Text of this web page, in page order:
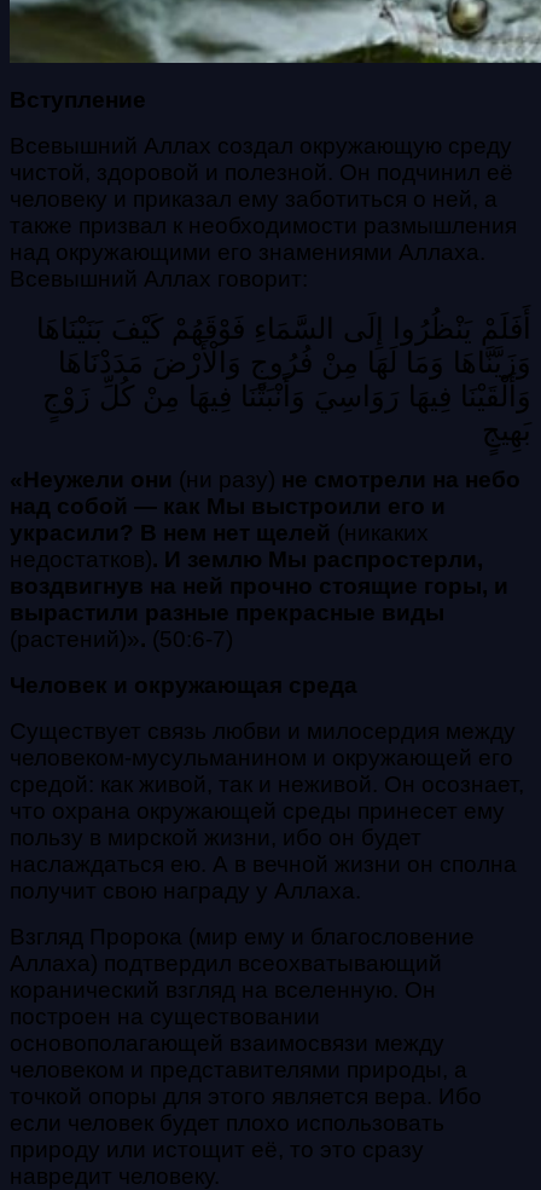
Вступление
Всевышний Аллах создал окружающую среду
чистой, здоровой и полезной. Он подчинил её
человеку и приказал ему заботиться о ней, а
также призвал к необходимости размышления
над окружающими его знамениями Аллаха.
Всевышний Аллах говорит:
أَفَلَمْ يَنْظُرُوا إِلَى السَّمَاءِ فَوْقَهُمْ كَيْفَ بَنَيْنَاهَا
وَزَيَّنَّاهَا وَمَا لَهَا مِنْ فُرُوجٍ وَالْأَرْضَ مَدَدْنَاهَا
وَأَلْقَيْنَا فِيهَا رَوَاسِيَ وَأَنْبَتْنَا فِيهَا مِنْ كُلِّ زَوْجٍ
بَهِيجٍ
«Неужели они (ни разу) не смотрели на небо
над собой — как Мы выстроили его и
украсили? В нем нет щелей (никаких
недостатков). И землю Мы распростерли,
воздвигнув на ней прочно стоящие горы, и
вырастили разные прекрасные виды
(растений)». (50:6-7)
Человек и окружающая среда
Существует связь любви и милосердия между
человеком-мусульманином и окружающей его
средой: как живой, так и неживой. Он осознает,
что охрана окружающей среды принесет ему
пользу в мирской жизни, ибо он будет
наслаждаться ею. А в вечной жизни он сполна
получит свою награду у Аллаха.
Взгляд Пророка (мир ему и благословение
Аллаха) подтвердил всеохватывающий
коранический взгляд на вселенную. Он
построен на существовании
основополагающей взаимосвязи между
человеком и представителями природы, а
точкой опоры для этого является вера. Ибо
если человек будет плохо использовать
природу или истощит её, то это сразу
навредит человеку.